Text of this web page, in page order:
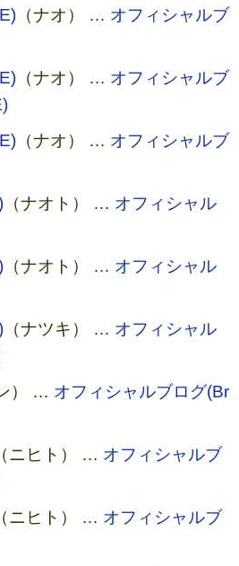
（ナオ） … オフィシャルブ
（ナオ） … オフィシャルブ
（ナオ） … オフィシャルブ
（ナオト） … オフィシャル
（ナオト） … オフィシャル
（ナツキ） … オフィシャル
） … オフィシャルブログ(Br
ニヒト） … オフィシャルブ
ニヒト） … オフィシャルブ